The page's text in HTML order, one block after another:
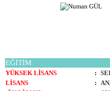
EĞİTİM
YÜKSEK LİSANS :
LİSANS
: